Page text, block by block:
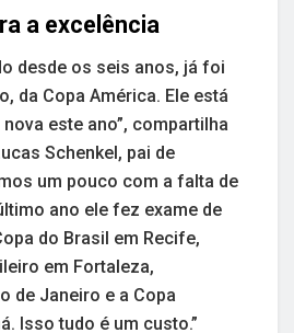
a excelência
desde os seis anos, já foi
da Copa América. Ele está
este ano”, compartilha
Schenkel, pai de
um pouco com a falta de
ano ele fez exame de
do Brasil em Recife,
em Fortaleza,
de Janeiro e a Copa
Isso tudo é um custo.”